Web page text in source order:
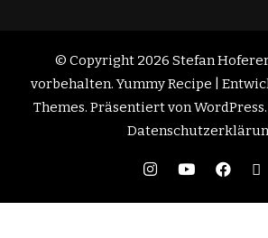
© Copyright 2026 Stefan Hoferer
vorbehalten.Yummy Recipe |
Themes. Präsentiert vonWordPress.